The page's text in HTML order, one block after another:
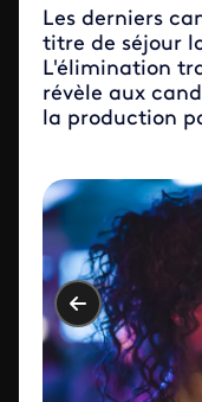
Les derniers
titre de séjour
L'élimination
révèle aux
la production